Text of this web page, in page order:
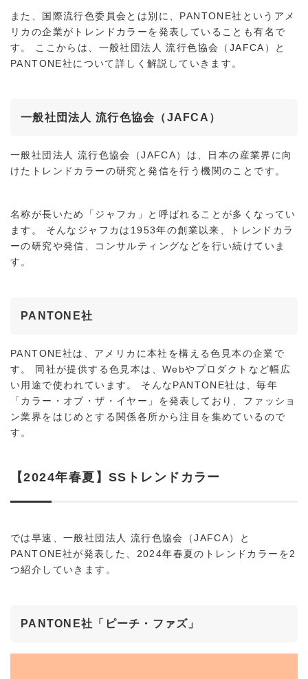
また、国際流行色委員会とは別に、PANTONE社というアメ
リカの企業がトレンドカラーを発表していることも有名で
す。 ここからは、一般社団法人 流行色協会（JAFCA）と
PANTONE社について詳しく解説していきます。
一般社団法人 流行色協会（JAFCA）
一般社団法人 流行色協会（JAFCA）は、日本の産業界に向
けたトレンドカラーの研究と発信を行う機関のことです。
名称が長いため「ジャフカ」と呼ばれることが多くなってい
ます。 そんなジャフカは1953年の創業以来、トレンドカラ
ーの研究や発信、コンサルティングなどを行い続けていま
す。
PANTONE社
PANTONE社は、アメリカに本社を構える色見本の企業で
す。 同社が提供する色見本は、Webやプロダクトなど幅広
い用途で使われています。 そんなPANTONE社は、毎年
「カラー・オブ・ザ・イヤー」を発表しており、ファッショ
ン業界をはじめとする関係各所から注目を集めているので
す。
【2024年春夏】SSトレンドカラー
では早速、一般社団法人 流行色協会（JAFCA）と
PANTONE社が発表した、2024年春夏のトレンドカラーを2
つ紹介していきます。
PANTONE社「ピーチ・ファズ」